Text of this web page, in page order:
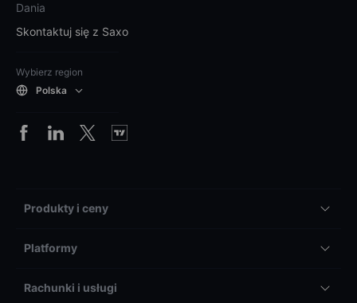
Dania
Skontaktuj się z Saxo
Wybierz region
Polska
Produkty i ceny
Platformy
Rachunki i usługi